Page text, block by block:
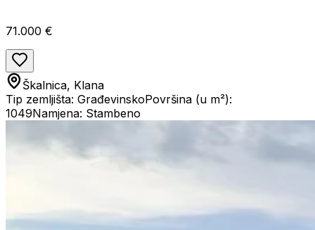
71.000 €
Škalnica, Klana
Tip zemljišta: GrađevinskoPovršina (u m²):
1049Namjena: Stambeno